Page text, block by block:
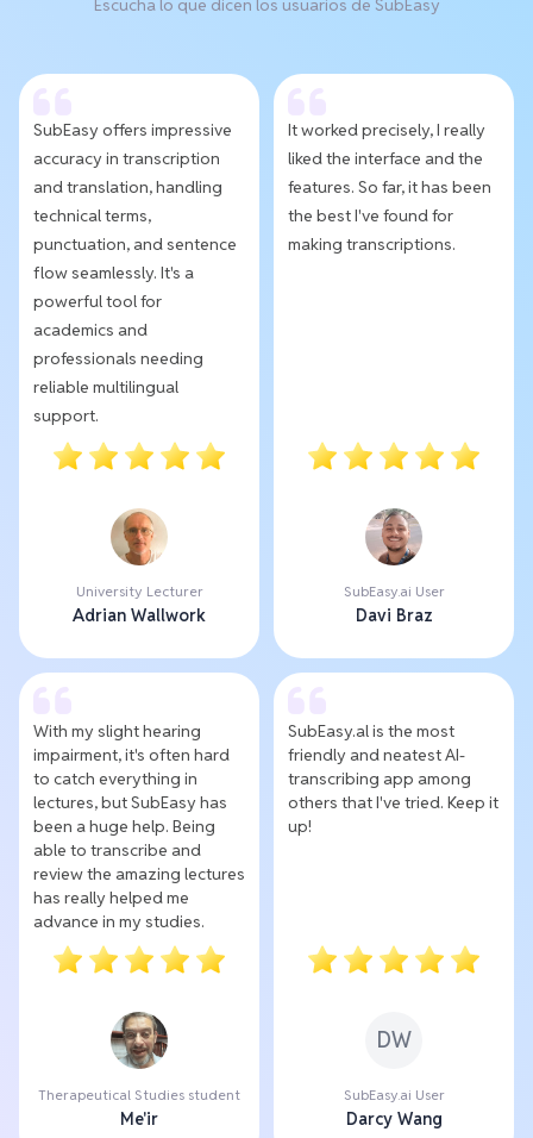
Escucha lo que dicen los usuarios de SubEasy
SubEasy offers impressive
accuracy in transcription
and translation, handling
technical terms,
punctuation, and sentence
flow seamlessly. It's a
powerful tool for
academics and
professionals needing
reliable multilingual
support.
University Lecturer
Adrian Wallwork
It worked precisely, I really
liked the interface and the
features. So far, it has been
the best I've found for
making transcriptions.
SubEasy.ai User
Davi Braz
With my slight hearing
impairment, it's often hard
to catch everything in
lectures, but SubEasy has
been a huge help. Being
able to transcribe and
review the amazing lectures
has really helped me
advance in my studies.
Therapeutical Studies student
Me'ir
SubEasy.al is the most
friendly and neatest AI-
transcribing app among
others that I've tried. Keep it
up!
DW
SubEasy.ai User
Darcy Wang